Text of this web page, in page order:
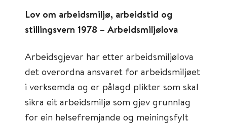
Lov om arbeidsmiljø, arbeidstid og
stillingsvern 1978 – Arbeidsmiljølova
Arbeidsgjevar har etter arbeidsmiljølova
det overordna ansvaret for arbeidsmiljøet
i verksemda og er pålagd plikter som skal
sikra eit arbeidsmiljø som gjev grunnlag
for ein helsefremjande og meiningsfylt